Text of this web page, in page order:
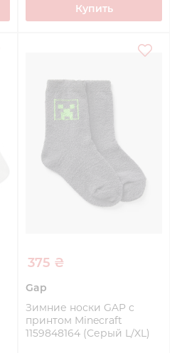
Купить
375 ₴
Gap
Зимние носки GAP с
принтом Minecraft
1159848164 (Серый L/XL)